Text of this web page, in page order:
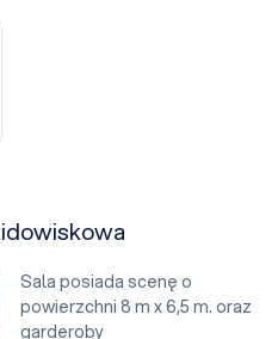
Sala posiada scenę o
powierzchni 8 m x 6,5 m. oraz
garderoby